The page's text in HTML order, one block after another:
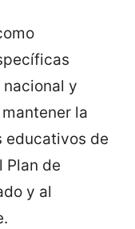
y
la
educativos de
Plan de
y al